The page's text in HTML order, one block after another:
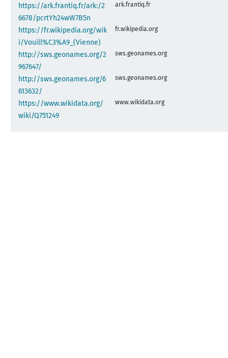
https://ark.frantiq.fr/ark:/2
6678/pcrtYh24wW7B5n
ark.frantiq.fr
https://fr.wikipedia.org/wik
i/Vouill%C3%A9_(Vienne)
fr.wikipedia.org
http://sws.geonames.org/2
967647/
sws.geonames.org
http://sws.geonames.org/6
613632/
sws.geonames.org
https://www.wikidata.org/
wiki/Q751249
www.wikidata.org